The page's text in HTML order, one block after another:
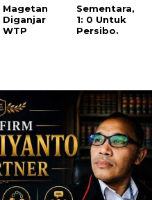
Magetan
Diganjar
WTP
Sementara,
1: 0 Untuk
Persibo.